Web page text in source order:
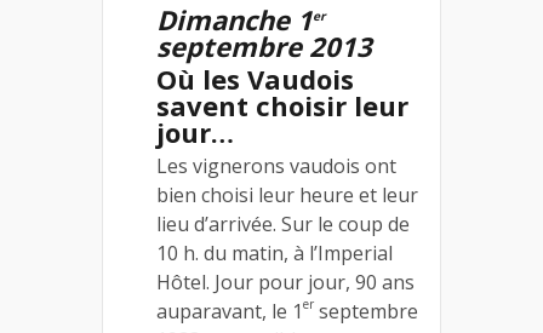
Dimanche 1er
septembre 2013
Où les Vaudois
savent choisir leur
jour…
Les vignerons vaudois ont
bien choisi leur heure et leur
lieu d’arrivée. Sur le coup de
10 h. du matin, à l’Imperial
Hôtel. Jour pour jour, 90 ans
auparavant, le 1 er septembre